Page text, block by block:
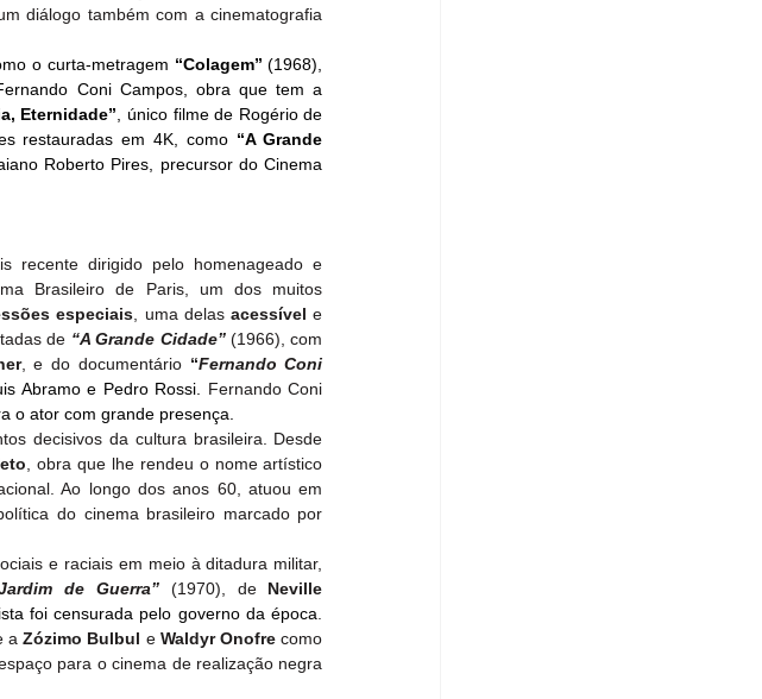
diálogo também com a cinematografia
o curta-metragem “Colagem” (1968),
Coni Campos, obra que tem a
Eternidade” , único filme de Rogério de
restauradas em 4K, como “A Grande
Roberto Pires, precursor do Cinema
recente dirigido pelo homenageado e
Brasileiro de Paris, um dos muitos
especiais , uma delas acessível e
de “A Grande Cidade” (1966), com
, e do documentário “Fernando Coni
Abramo e Pedro Rossi.
Fernando Coni
o ator com grande presença.
, obra que lhe rendeu o nome artístico
Ao longo dos anos 60, atuou em
do cinema brasileiro marcado por
e raciais em meio à ditadura militar,
de Guerra” (1970), de Neville
foi censurada pelo governo da época
a Zózimo Bulbul e Waldyr Onofre como
para o cinema de realização negra